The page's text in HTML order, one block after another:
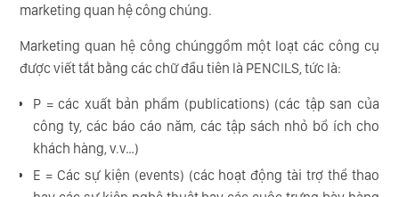
marketing quan hệ công chúng.
Marketing quan hệ công chúnggồm một loạt các công cụ
được viết tắt bằng các chữ đầu tiên là PENCILS, tức là:
P = các xuất bản phẩm (publications) (các tập san của
công ty, các báo cáo năm, các tập sách nhỏ bổ ích cho
khách hàng, v.v…)
E = Các sự kiện (events) (các hoạt động tài trợ thể thao